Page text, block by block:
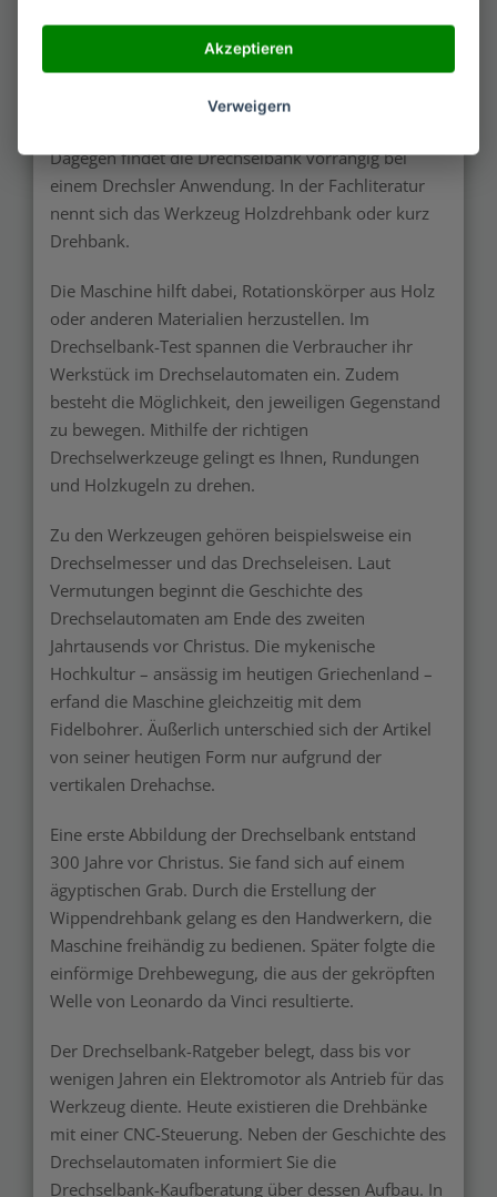
Werkzeugs. Vorerst gilt es zu bedenken, dass es
einen Unterschied zwischen dem
Drechselautomaten und der Drehmaschine gibt.
Letztere kommt beim Dreher, der feine Bauteile aus
Dagegen findet die Drechselbank vorrangig bei
einem Drechsler Anwendung. In der Fachliteratur
nennt sich das Werkzeug Holzdrehbank oder kurz
Drehbank.
Die Maschine hilft dabei, Rotationskörper aus Holz
oder anderen Materialien herzustellen. Im
Drechselbank-Test spannen die Verbraucher ihr
Werkstück im Drechselautomaten ein. Zudem
besteht die Möglichkeit, den jeweiligen Gegenstand
zu bewegen. Mithilfe der richtigen
Drechselwerkzeuge gelingt es Ihnen, Rundungen
und Holzkugeln zu drehen.
Zu den Werkzeugen gehören beispielsweise ein
Drechselmesser und das Drechseleisen. Laut
Vermutungen beginnt die Geschichte des
Drechselautomaten am Ende des zweiten
Jahrtausends vor Christus. Die mykenische
Hochkultur – ansässig im heutigen Griechenland –
erfand die Maschine gleichzeitig mit dem
Fidelbohrer. Äußerlich unterschied sich der Artikel
von seiner heutigen Form nur aufgrund der
vertikalen Drehachse.
Eine erste Abbildung der Drechselbank entstand
300 Jahre vor Christus. Sie fand sich auf einem
ägyptischen Grab. Durch die Erstellung der
Wippendrehbank gelang es den Handwerkern, die
Maschine freihändig zu bedienen. Später folgte die
einförmige Drehbewegung, die aus der gekröpften
Welle von Leonardo da Vinci resultierte.
Der Drechselbank-Ratgeber belegt, dass bis vor
wenigen Jahren ein Elektromotor als Antrieb für das
Werkzeug diente. Heute existieren die Drehbänke
mit einer CNC-Steuerung. Neben der Geschichte des
Drechselautomaten informiert Sie die
Drechselbank-Kaufberatung über dessen Aufbau. In
Akzeptieren
Verweigern